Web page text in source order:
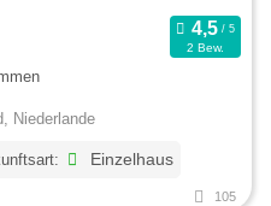
2 Bew.
Niederlande
Einzelhaus
105